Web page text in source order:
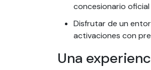
concesionario oficial
Disfrutar de un
activaciones con
Una